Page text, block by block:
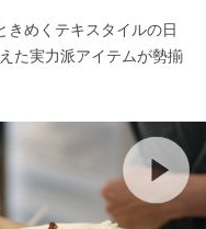
きめくテキスタイルの日
た実力派アイテムが勢揃